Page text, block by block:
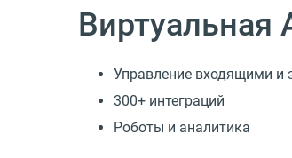
Виртуальная
Управление входящими и
300+ интеграций
Роботы и аналитика